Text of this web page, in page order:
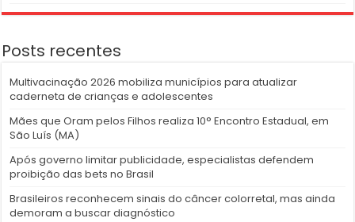
Posts recentes
Multivacinação 2026 mobiliza municípios para atualizar
caderneta de crianças e adolescentes
Mães que Oram pelos Filhos realiza 10° Encontro Estadual, em
São Luís (MA)
Após governo limitar publicidade, especialistas defendem
proibição das bets no Brasil
Brasileiros reconhecem sinais do câncer colorretal, mas ainda
demoram a buscar diagnóstico